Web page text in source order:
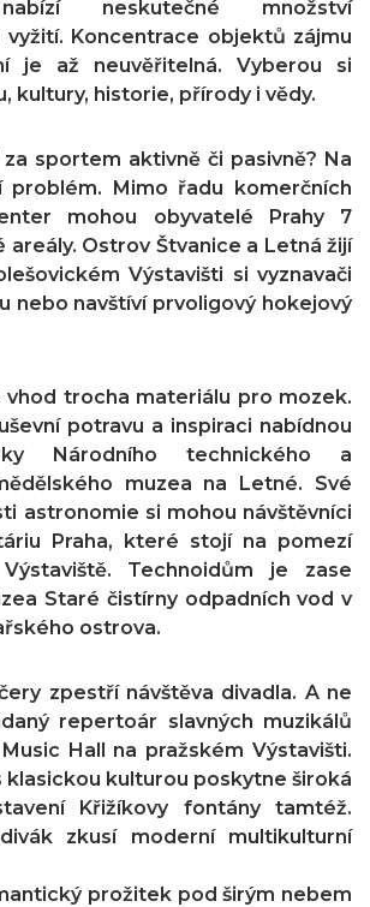
neskutečné množství
vyžití. Koncentrace objektů zájmu
je až neuvěřitelná. Vyberou si
kultury, historie, přírody i vědy.
za sportem aktivně či pasivně? Na
problém. Mimo řadu komerčních
mohou obyvatelé Prahy 7
areály. Ostrov Štvanice a Letná žijí
Výstavišti si vyznavači
nebo navštíví prvoligový hokejový
vhod trocha materiálu pro mozek.
potravu a inspiraci nabídnou
Národního technického a
muzea na Letné. Své
astronomie si mohou návštěvníci
Praha, které stojí na pomezí
Technoidům je zase
Staré čistírny odpadních vod v
ostrova.
zpestří návštěva divadla. A ne
repertoár slavných muzikálů
Hall na pražském Výstavišti.
klasickou kulturou poskytne široká
Křižíkovy fontány tamtéž.
zkusí moderní multikulturní
prožitek pod širým nebem